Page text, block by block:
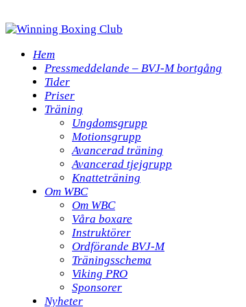
Hem
Pressmeddelande – BVJ-M bortgång
Tider
Priser
Träning
Ungdomsgrupp
Motionsgrupp
Avancerad träning
Avancerad tjejgrupp
Knatteträning
Om WBC
Om WBC
Våra boxare
Instruktörer
Ordförande BVJ-M
Träningsschema
Viking PRO
Sponsorer
Nyheter